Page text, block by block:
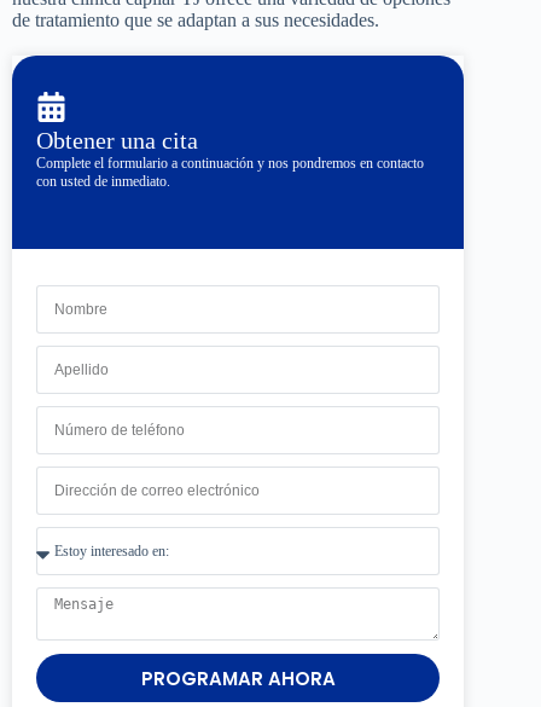
de tratamiento que se adaptan a sus necesidades.
Obtener una cita
Complete el formulario a continuación y nos pondremos en contacto
con usted de inmediato.
PROGRAMAR AHORA